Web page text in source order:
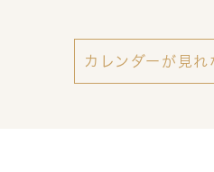
カレンダーが見れ